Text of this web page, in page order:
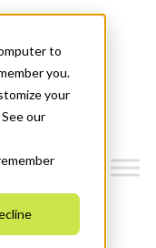
to
you.
your
our